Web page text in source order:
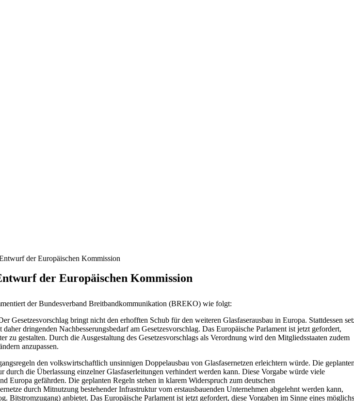
der Europäischen Kommission
der Europäischen Kommission
der Bundesverband Breitbandkommunikation (BREKO) wie folgt:
bringt nicht den erhofften Schub für den weiteren Glasfaserausbau in Europa. Stattdessen
dringenden Nachbesserungsbedarf am Gesetzesvorschlag. Das Europäische Parlament ist jetzt gefordert,
gestalten. Durch die Ausgestaltung des Gesetzesvorschlags als Verordnung wird den Mitgliedsstaaten zudem
anzupassen.
den volkswirtschaftlich unsinnigen Doppelausbau von Glasfasernetzen erleichtern würde. Die
die Überlassung einzelner Glasfaserleitungen verhindert werden kann. Diese Vorgabe würde viele
Europa gefährden. Die geplanten Regeln stehen in klarem Widerspruch zum deutschen
durch Mitnutzung bestehender Infrastruktur vom erstausbauenden Unternehmen abgelehnt werden kann,
anbietet. Das Europäische Parlament ist jetzt gefordert, diese Vorgaben im Sinne eines